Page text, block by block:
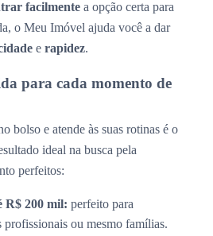
facilmente a opção certa para
o Meu Imóvel ajuda você a dar
e rapidez.
para cada momento de
bolso e atende às suas rotinas é o
ideal na busca pela
perfeitos:
R$ 200 mil: perfeito para
profissionais ou mesmo famílias.